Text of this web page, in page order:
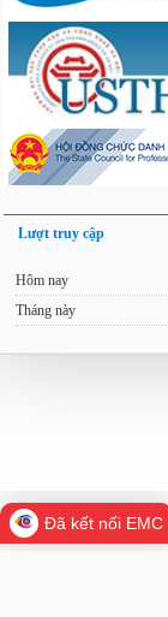
Lượt truy cập
Hôm nay
Tháng này
Đã kết nối EMC